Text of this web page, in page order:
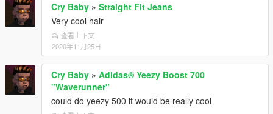
Cry Baby » Straight Fit Jeans
Very cool hair
查看上下文
2020年11月25日
Cry Baby » Adidas® Yeezy Boost 700
"Waverunner"
could do yeezy 500 it would be really cool